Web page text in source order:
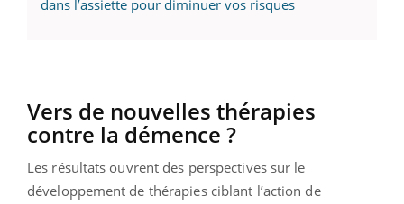
dans l’assiette pour diminuer vos risques
Vers de nouvelles thérapies
contre la démence ?
Les résultats ouvrent des perspectives sur le
développement de thérapies ciblant l’action de